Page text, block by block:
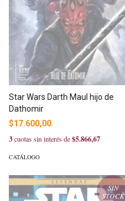
Star Wars Darth Maul hijo de
Dathomir
$17.600,00
3cuotas sin interés de$5.866,67
CATÁLOGO
SIN
STOCK